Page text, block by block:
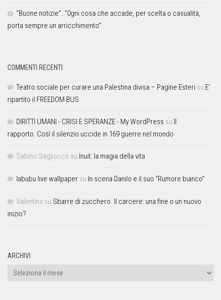
“Buone notizie”. “0gni cosa che accade, per scelta o casualità,
porta sempre un arricchimento”
COMMENTI RECENTI
Teatro sociale per curare una Palestina divisa – Pagine Esteri su E’
ripartito il FREEDOM BUS
DIRITTI UMANI - CRISI E SPERANZE - My WordPress su Il
rapporto. Così il silenzio uccide in 169 guerre nel mondo
Sabino Sagliocco su Inuit: la magia della vita
labubu live wallpaper su In scena Danilo e il suo “Rumore bianco”
Valentina su Sbarre di zucchero. Il carcere: una fine o un nuovo
inizio?
ARCHIVI